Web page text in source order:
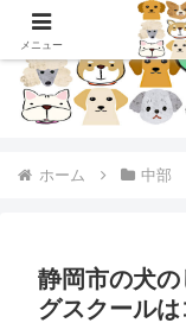
ホーム 中部
静岡市の犬
グスクールは
メニュー